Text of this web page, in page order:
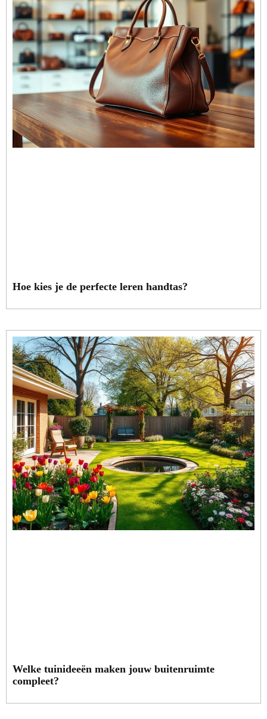
Hoe kies je de perfecte leren handtas?
Welke tuinideeën maken jouw buitenruimte
compleet?